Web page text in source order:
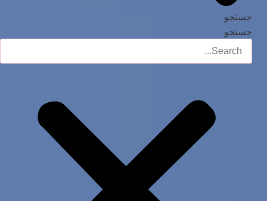
جستجو
جستجو